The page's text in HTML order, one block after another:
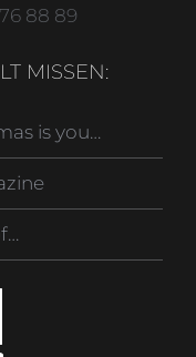
88 89
MISSEN:
is you…